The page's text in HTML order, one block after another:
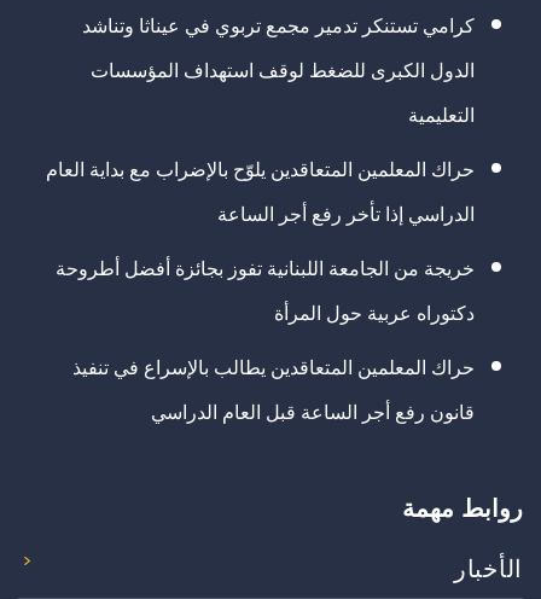
كرامي تستنكر تدمير مجمع تربوي في عيناثا وتناشد
الدول الكبرى للضغط لوقف استهداف المؤسسات
التعليمية
حراك المعلمين المتعاقدين يلوّح بالإضراب مع بداية العام
الدراسي إذا تأخر رفع أجر الساعة
خريجة من الجامعة اللبنانية تفوز بجائزة أفضل أطروحة
دكتوراه عربية حول المرأة
حراك المعلمين المتعاقدين يطالب بالإسراع في تنفيذ
قانون رفع أجر الساعة قبل العام الدراسي
روابط مهمة
الأخبار